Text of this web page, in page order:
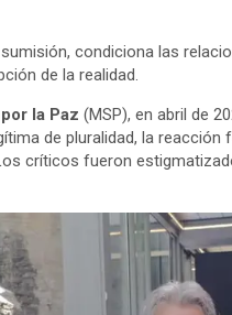
condiciona las
de la realidad.
la Paz (MSP), en abril de
de pluralidad, la reacción
críticos fueron